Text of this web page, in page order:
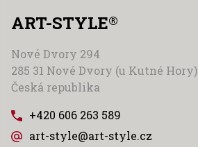
ART-STYLE®
Nové Dvory 294
285 31 Nové Dvory (u Kutné Hory)
Česká republika
+420 606 263 589
art-style@art-style.cz